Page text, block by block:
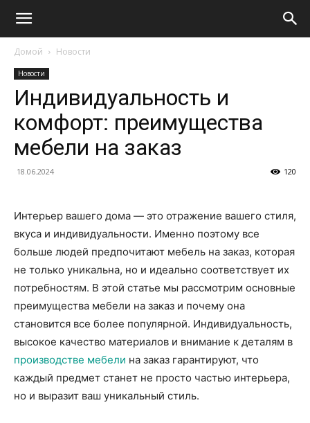
Домой Новости
Новости
Индивидуальность и
комфорт: преимущества
мебели на заказ
18.06.2024 120
Интерьер вашего дома — это отражение вашего стиля,
вкуса и индивидуальности. Именно поэтому все
больше людей предпочитают мебель на заказ, которая
не только уникальна, но и идеально соответствует их
потребностям. В этой статье мы рассмотрим основные
преимущества мебели на заказ и почему она
становится все более популярной. Индивидуальность,
высокое качество материалов и внимание к деталям в
производстве мебели на заказ гарантируют, что
каждый предмет станет не просто частью интерьера,
но и выразит ваш уникальный стиль.